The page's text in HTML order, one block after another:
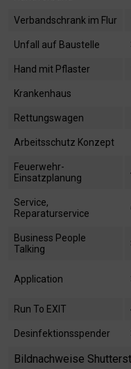
Verbandschrank im Flur
Unfall auf Baustelle
Hand mit Pflaster
Krankenhaus
Rettungswagen
Arbeitsschutz Konzept
Feuerwehr-
Einsatzplanung
Service,
Reparaturservice
Business People
Talking
Application
Run To EXIT
Desinfektionsspender
Bildnachweise